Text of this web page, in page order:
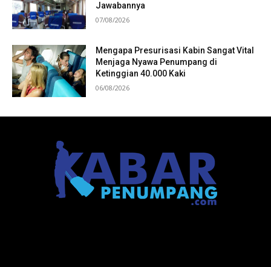
Jawabannya
07/08/2026
Mengapa Presurisasi Kabin Sangat Vital
Menjaga Nyawa Penumpang di
Ketinggian 40.000 Kaki
06/08/2026